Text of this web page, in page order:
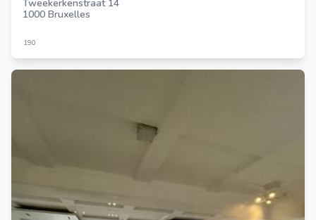
Tweekerkenstraat 14
1000 Bruxelles
190